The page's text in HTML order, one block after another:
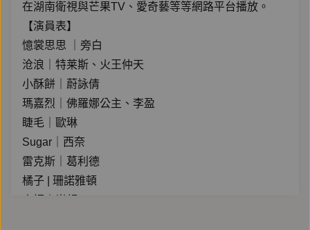
在湖南衛視與芒果TV、愛奇藝等等網路平台播放。
【演員表】
憶裳思思 ｜旁白
沧浪｜特莱斯、火王仲天
小酥餅｜蔚詠倩
瑪嘉烈｜佛羅娜公主、李盈
睫毛｜歐琳
Sugar｜西奈
雷克斯｜葛利德
橘子 | 珊諾雅頓